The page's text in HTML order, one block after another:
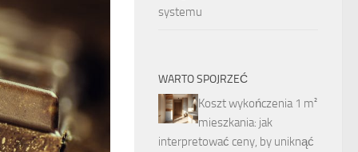
systemu
WARTO SPOJRZEĆ
Koszt wykończenia 1 m²
mieszkania: jak
interpretować ceny, by uniknąć